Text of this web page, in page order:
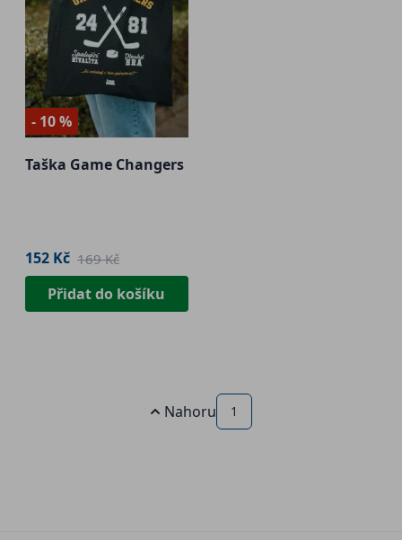
- 10 %
Taška Game Changers
152 Kč 169 Kč
Přidat do košíku
Nahoru 1